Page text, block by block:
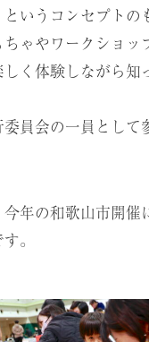
というコンセプトの
ゃやワークショッ
く体験しながら知
員会の一員として
年の和歌山市開催
。